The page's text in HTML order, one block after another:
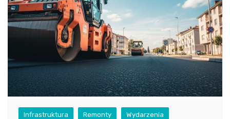
Infrastruktura Remonty Wydarzenia